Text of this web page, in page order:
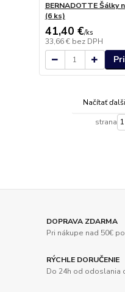
BERNADOTTE Šálky
(6 ks)
41,40 €/ks
33,66 € bez DPH
Načítať
strana
DOPRAVA ZDARMA
Pri nákupe nad 50€
RÝCHLE DORUČENIE
Do 24h od odoslania